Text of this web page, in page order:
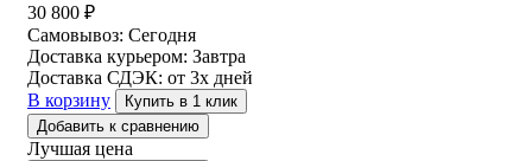
30 800 ₽
Самовывоз: Сегодня
Доставка курьером: Завтра
Доставка СДЭК: от 3х дней
В корзину
Купить в 1 клик
Добавить к сравнению
Лучшая цена